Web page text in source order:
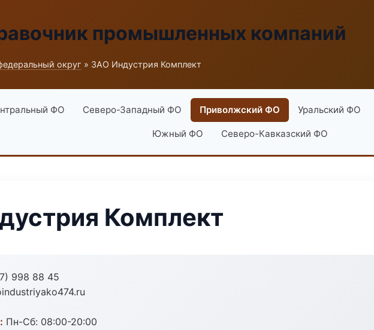
промышленных компаний
округ » ЗАО Индустрия Комплект
ФО Северо-Западный ФО Приволжский ФО Уральский ФО
Южный ФО Северо-Кавказский ФО
Комплект
998 88 45
Пн-Сб: 08:00-20:00